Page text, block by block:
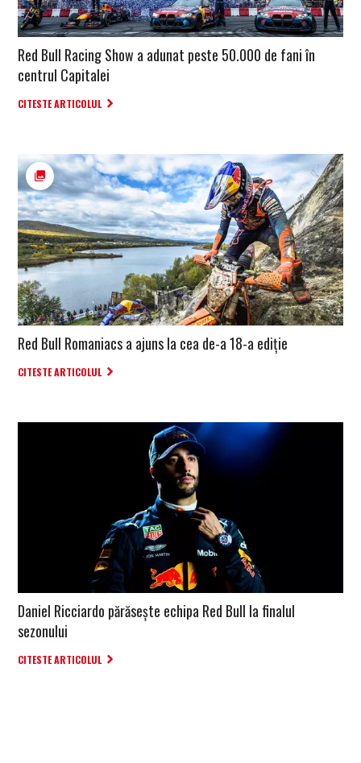
Red Bull Racing Show a adunat peste 50.000 de fani în
centrul Capitalei
CITESTE ARTICOLUL
Red Bull Romaniacs a ajuns la cea de-a 18-a ediție
CITESTE ARTICOLUL
Daniel Ricciardo părăsește echipa Red Bull la finalul
sezonului
CITESTE ARTICOLUL